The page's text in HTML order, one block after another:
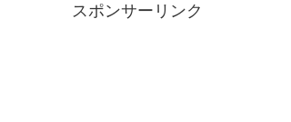
スポンサーリンク